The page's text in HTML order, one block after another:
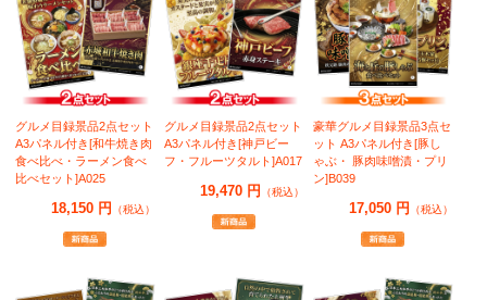
グルメ目録景品2点セット
A3パネル付き[和牛焼き肉
食べ比べ・ラーメン食べ
比べセット]A025
18,150 円 （税込）
グルメ目録景品2点セット
A3パネル付き[神戸ビー
フ・フルーツタルト]A017
19,470 円 （税込）
豪華グルメ目録景品3点セ
ット A3パネル付き[豚し
ゃぶ・ 豚肉味噌漬・プリ
ン]B039
17,050 円 （税込）